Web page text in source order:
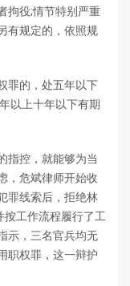
拘役;情节特别严重
有规定的，依照规
罪的，处五年以下
以上十年以下有期
指控，就能够为当
，危斌律师开始收
罪线索后，拒绝林
工作流程履行了工
示，三名官兵均无
职权罪，这一辩护